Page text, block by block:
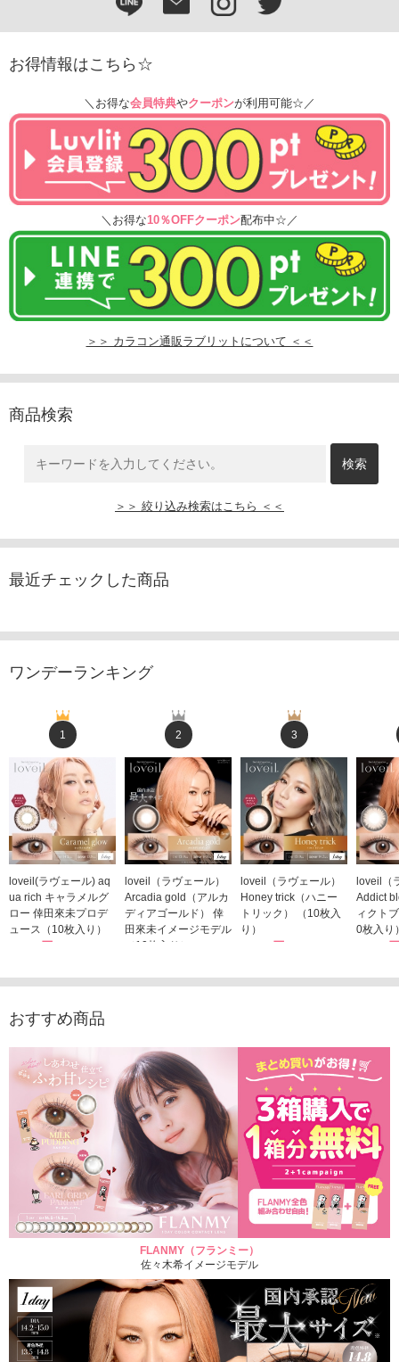
お得情報はこちら☆
＼お得な会員特典やクーポンが利用可能☆／
＼お得な10％OFFクーポン配布中☆／
＞＞ カラコン通販ラブリットについて ＜＜
商品検索
＞＞ 絞り込み検索はこちら ＜＜
最近チェックした商品
ワンデーランキング
1
loveil(ラヴェール) aq
ua rich キャラメルグ
ロー 倖田來未プロデ
ュース（10枚入り）
1,760円
2
loveil（ラヴェール）
Arcadia gold（アルカ
ディアゴールド） 倖
田來未イメージモデル
（10枚入り）
3
loveil（ラヴェール）
Honey trick（ハニー
トリック） （10枚入
り）
1,760円
loveil（
Addict
ィクト
0枚入り
1,760
おすすめ商品
FLANMY（フランミー）
佐々木希イメージモデル